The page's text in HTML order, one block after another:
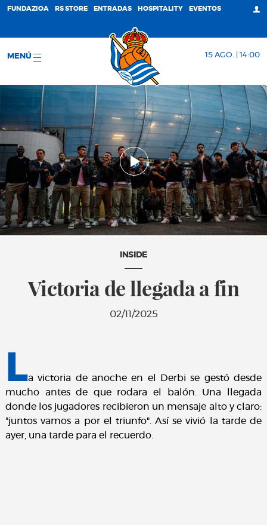
FUNDAZIOA RS STORE ENTRADAS HOSPITALITY EVENTOS
MENÚ 15 AGO. | 14:00
INSIDE
Victoria de llegada a fin
02/11/2025
La victoria de anoche en el Derbi se gestó desde
mucho antes de que rodara el balón. Una llegada
donde los jugadores recibieron un mensaje alto y claro:
"juntos vamos a por el triunfo". Así se vivió la tarde de
ayer, una tarde para el recuerdo.